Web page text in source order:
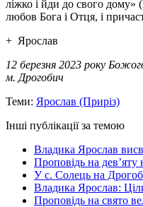
ліжко і йди до свого дому»
любов Бога і Отця, і
+ Ярослав
12 березня 2023 року
м. Дрогобич
Теми: Ярослав (Приріз)
Інші публікації за темою
Владика Ярослав
Проповідь на дев’яту
У с. Солець на
Владика Ярослав:
Проповідь на свято